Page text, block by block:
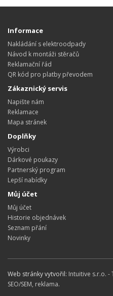
Informace
Nakládání s elektroodpady
Návod k montáži stěračů
Reklamační řád
QR kód pro platby převodem
Zákaznický servis
Napište nám
Reklamace
Mapa stránek
Doplňky
Výrobci
Dárkové poukazy
Partnerský program
Lepší nabídky
Můj účet
Můj účet
Historie objednávek
Seznam přání
Novinky
Web stránky vytvořil: Intuitive s.r.o.
SEO/SEM, reklama.